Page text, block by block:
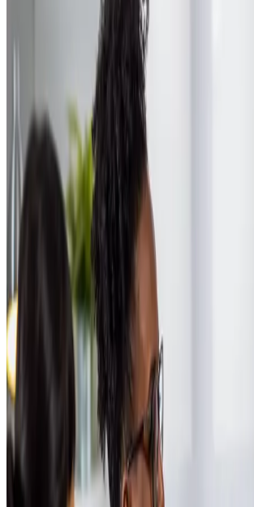
novos hábitos de comportamento e
busca cada vez mais produtos e serviços
éticos e sustentáveis;
transparência no relacionamento de
— os consumidores exigem clareza e
empresariais;
maior responsabilidade e engajamento
demanda forte por empresas que
questões sociais e ambientais;
cliente como centro dos negócios
colocar as necessidades e expectativas
núcleo de suas estratégias
. Isso envolve
e serviços, mas também na forma como as
interagem com essas pessoas.
Quais são as principais
econômicas para os próximos
Conheça as tendências que vão pautar os novos
do futuro:
personalização
produtos e serviços
às necessidades individuais dos
e tecnologia para oferecer experiências
criatividade
— ênfase na
diferenciais competitivos, gerando valor
originais e esteticamente atraentes;
minimalismo
— representado por uma
simplicidade, da funcionalidade e da
excessivo, com foco em produtos duráveis
digitalização — integração de tecnologias
aspectos do negócio, desde a produção
cliente, de modo a otimizar processos e